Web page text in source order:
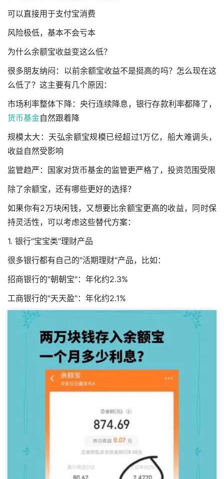
可以直接用于支付宝消费
风险极低，基本不会亏本
为什么余额宝收益变这么低？
很多朋友纳闷：以前余额宝收益不是挺高的吗？怎么现在这
么低了？这主要有几个原因：
市场利率整体下降：央行连续降息，银行存款利率都降了，
货币基金自然跟着降
规模太大：天弘余额宝规模已经超过1万亿，船大难调头，
收益自然受影响
监管趋严：国家对货币基金的监管更严格了，投资范围受限
除了余额宝，还有哪些更好的选择？
如果你有2万块闲钱，又想要比余额宝更高的收益，同时保
持灵活性，可以考虑这些替代方案：
1. 银行"宝宝类"理财产品
很多银行都有自己的"活期理财"产品，比如：
招商银行的"朝朝宝"：年化约2.3%
工商银行的"天天盈"：年化约2.1%